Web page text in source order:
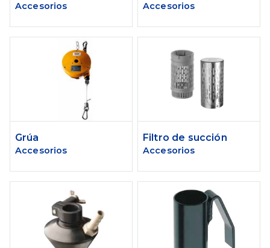
Accesorios Accesorios
Grúa
Accesorios
Filtro de succión
Accesorios